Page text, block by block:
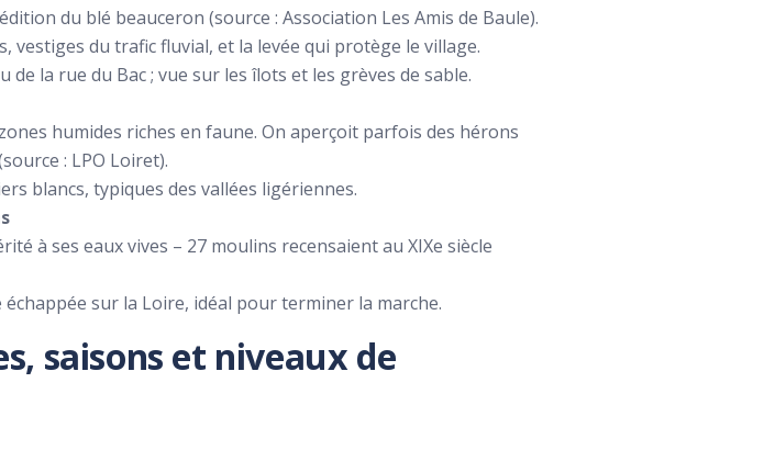
du blé beauceron (source : Association Les Amis de Baule).
vestiges du trafic fluvial, et la levée qui protège le village.
de la rue du Bac ; vue sur les îlots et les grèves de sable.
humides riches en faune. On aperçoit parfois des hérons
: LPO Loiret).
blancs, typiques des vallées ligériennes.
à ses eaux vives – 27 moulins recensaient au XIXe siècle
sur la Loire, idéal pour terminer la marche.
saisons et niveaux de